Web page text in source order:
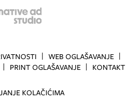
WEB OGLAŠAVANJE
PRINT OGLAŠAVANJE KONTAKT
KOLAČIĆIMA